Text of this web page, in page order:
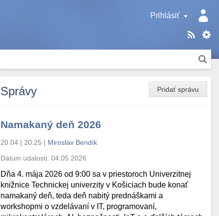
Prihlásiť
Pridať správu
Správy
Namakaný deň 2026
20.04 | 20:25 | Miroslav Bendík
Dátum udalosti:04.05.2026
Dňa 4. mája 2026 od 9:00 sa v priestoroch Univerzitnej
knižnice Technickej univerzity v Košiciach bude konať
namakaný deň, teda deň nabitý prednáškami a
workshopmi o vzdelávaní v IT, programovaní,